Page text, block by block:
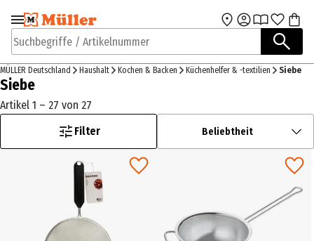
Zur Navigation
springen
Zum Hauptinhalt
Suchbegriffe / Artikelnummer
MÜLLER Deutschland Haushalt Kochen & Backen Küchenhelfer & -textilien Siebe
Siebe
Artikel 1 – 27 von 27
Filter
Beliebtheit